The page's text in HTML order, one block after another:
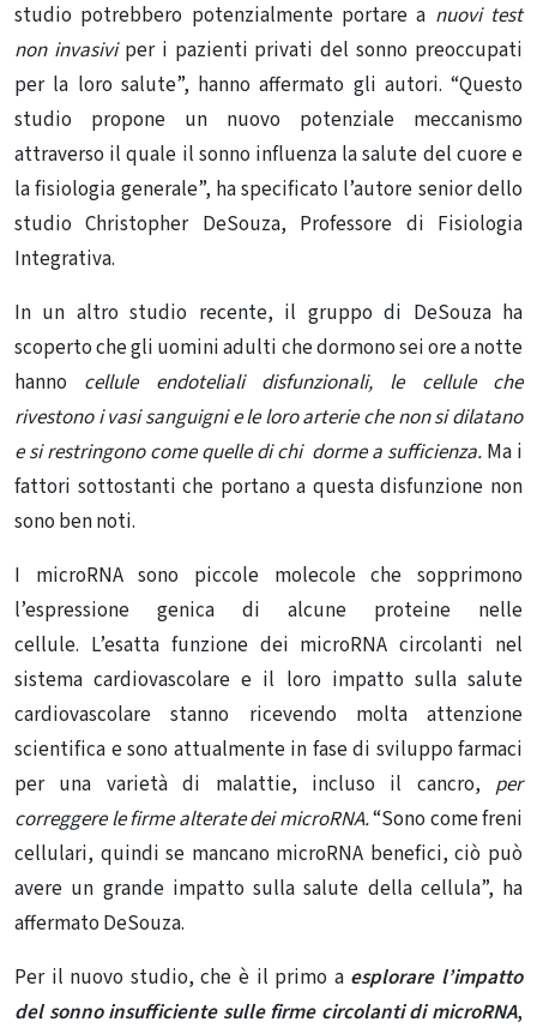
studio potrebbero potenzialmente portare a nuovi test
non invasiviper i pazienti privati ​​del sonno preoccupati
per la loro salute”, hanno affermato gli autori. “Questo
studio propone un nuovo potenziale meccanismo
attraverso il quale il sonno influenza la salute del cuore e
la fisiologia generale”, ha specificato l’autore senior dello
studio Christopher DeSouza, Professore di Fisiologia
Integrativa.
In un altrostudio recente, il gruppo di DeSouza ha
scoperto che gli uomini adulti che dormono sei ore a notte
hanno cellule endoteliali disfunzionali, le cellule che
rivestono i vasi sanguigni e le loro arterie che non si dilatano
e si restringono come quelle di chi dorme a sufficienza. Ma i
fattori sottostanti che portano a questa disfunzione non
sono ben noti.
I microRNA sono piccole molecole che sopprimono
l’espressione genica di alcune proteine ​​nelle
cellule. L’esatta funzione dei microRNA circolanti nel
sistema cardiovascolare e il loro impatto sulla salute
cardiovascolare stanno ricevendo molta attenzione
scientifica e sono attualmente in fase di sviluppo farmaci
per una varietà di malattie, incluso il cancro, per
correggere le firme alterate dei microRNA.“Sono come freni
cellulari, quindi se mancano microRNA benefici, ciò può
avere un grande impatto sulla salute della cellula”, ha
affermato DeSouza.
Per il nuovo studio, che è il primo aesplorare l’impatto
del sonno insufficiente sulle firme circolanti di microRNA,